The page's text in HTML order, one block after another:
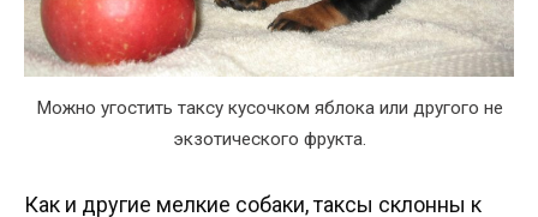
Можно угостить таксу кусочком яблока или другого не
экзотического фрукта.
Как и другие мелкие собаки, таксы склонны к